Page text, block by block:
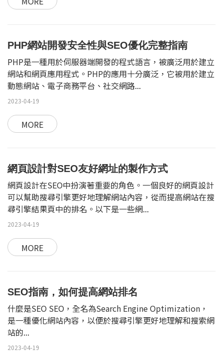
PHP網站開發安全性與SEO優化完整指南
PHP是一種用於伺服器端開發的程式語言，被廣泛用於建立
網站和網頁應用程式。PHP的應用十分廣泛，它被用於建立
動態網站、電子商務平台、社交網路...
2023-04-19
MORE
網頁設計對SEO友好網址的製作方式
網頁設計在SEO中扮演著重要的角色。一個良好的網頁設計
可以幫助搜尋引擎更好地理解網站內容，從而提高網站在搜
尋引擎結果頁中的排名。以下是一些網...
2023-04-19
MORE
SEO指南，如何提高網站排名
什麼是SEO SEO，全名為Search Engine Optimization，
是一種優化網站內容，以便於搜尋引擎更好地理解和搜索網
站的...
2023-04-19